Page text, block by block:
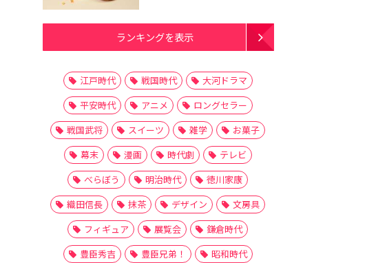
ランキングを表示
江戸時代 戦国時代
大河ドラマ
平安時代
アニメ
ロングセラー
戦国武将
スイーツ 雑学
お菓子
幕末
漫画 時代劇
テレビ
べらぼう
明治時代
徳川家康
織田信長
抹茶 デザイン
文房具
フィギュア
展覧会
鎌倉時代
豊臣秀吉
豊臣兄弟！
昭和時代